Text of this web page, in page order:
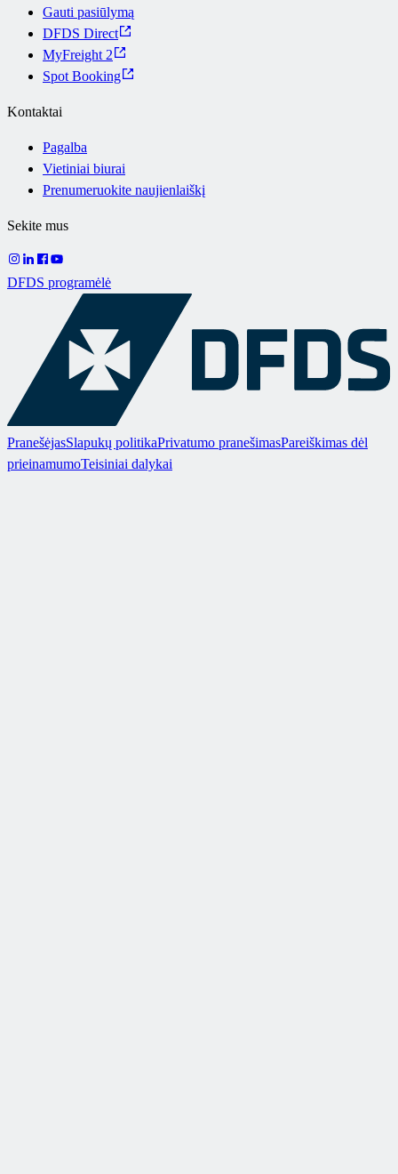
Gauti pasiūlymą
DFDS Direct
MyFreight 2
Spot Booking
Kontaktai
Pagalba
Vietiniai biurai
Prenumeruokite naujienlaiškį
Sekite mus
DFDS programėlė
PranešėjasSlapukų politikaPrivatumo pranešimasPareiškimas dėl
prieinamumoTeisiniai dalykai